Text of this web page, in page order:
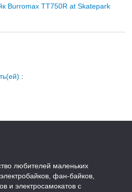
Burromax TT750R at Skatepark
:
любителей маленьких
фан-байков,
и электросамокатов с